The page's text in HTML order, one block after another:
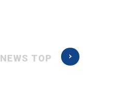
NEWS TOP